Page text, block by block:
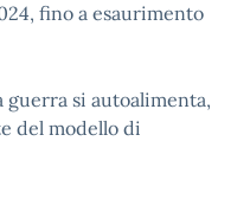
fino a esaurimento
guerra si autoalimenta,
del modello di